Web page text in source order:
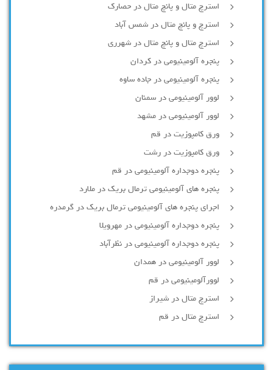
استرچ متال و پانچ متال در حصارك
استرچ و پانچ متال در شمس آباد
استرچ متال و پانچ متال در شهرری
پنجره آلومینیومی در کردان
پنجره آلومینیومی در جاده ساوه
لوور آلومینیومی در سمنان
لوور آلومینیومی در مشهد
ورق کامپوزیت در قم
ورق کامپوزیت در رشت
پنجره دوجداره آلومينيومی در قم
پنجره های آلومینیومی ترمال بریک در ملارد
اجرای پنجره های آلومینیومی ترمال بریک در گرمدره
پنجره دوجداره آلومینیومی در مهرویلا
پنجره دوجداره آلومینیومی در نظرآباد
لوور آلومینیومی در همدان
لوورآلومینیومی در قم
استرچ متال در شیراز
استرچ متال در قم